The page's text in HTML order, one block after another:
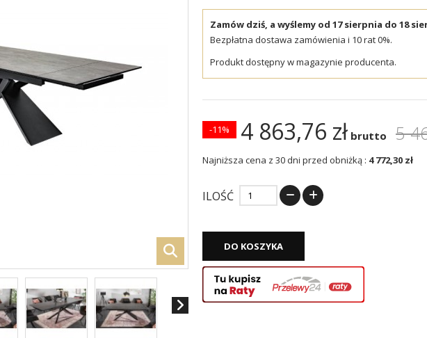
Zamów dziś, a wyślemy od 17 sierpnia do 18
Bezpłatna dostawa zamówienia i 10 rat 0%.
Produkt dostępny w magazynie producenta.
4 863,76 zł brutto 5
-11%
Najniższa cena z 30 dni przed obniżką : 4 772,30 zł
ILOŚĆ
DO KOSZYKA